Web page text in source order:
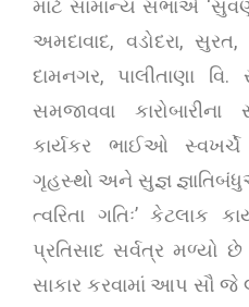
માટે સામાન્ય સભાએ
અમદાવાદ, વડોદરા,
દામનગર, પાલીતાણા
સમજાવવા
કાર્યકર ભાઈઓ
ગૃહસ્થો અને સુજ્ઞ
ત્વરિતા ગતિઃ’ કેટલાક
પ્રતિસાદ સર્વત્ર
સાકાર કરવામાં આપ સૌ જે